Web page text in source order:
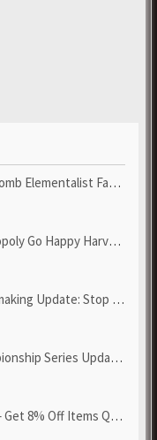
Fast - Grab POE Curren...
Harvest with Looney Tun...
Stop Failed - Grab Bluep...
Update! Get Cheap & ...
Items Quickly to Test ...